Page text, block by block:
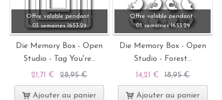
Offre valable pendant :
03 semaines 16:53:28
Die Memory Box - Open
Studio - Tag You're...
21,71 € 28,95 €
Ajouter au panier
Offre valable pendant :
03 semaines 16:53:28
Die Memory Box - Open
Studio - Forest...
14,21 € 18,95 €
Ajouter au panier